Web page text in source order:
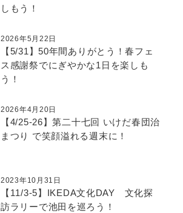
しもう！
2026年5月22日
【5/31】50年間ありがとう！春フェ
ス感謝祭でにぎやかな1日を楽しも
う！
2026年4月20日
【4/25-26】第二十七回 いけだ春団治
まつり で笑顔溢れる週末に！
2023年10月31日
【11/3-5】IKEDA文化DAY 文化探
訪ラリーで池田を巡ろう！